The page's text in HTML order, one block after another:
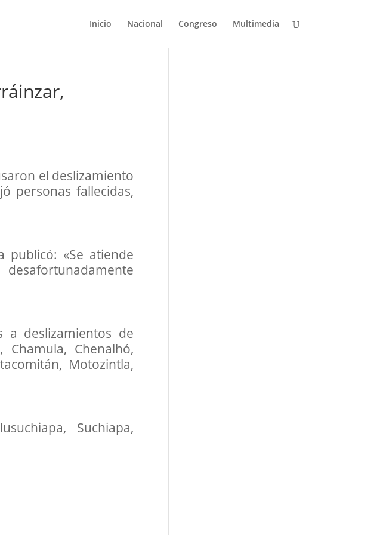
Inicio Nacional Congreso Multimedia
el deslizamiento
personas fallecidas,
publicó: «Se atiende
a deslizamientos de
Chenalhó,
Motozintla,
Suchiapa,